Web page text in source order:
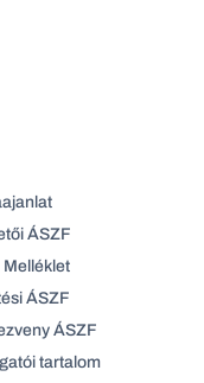
ÁSZF
Melléklet
ÁSZF
ÁSZF
tartalom